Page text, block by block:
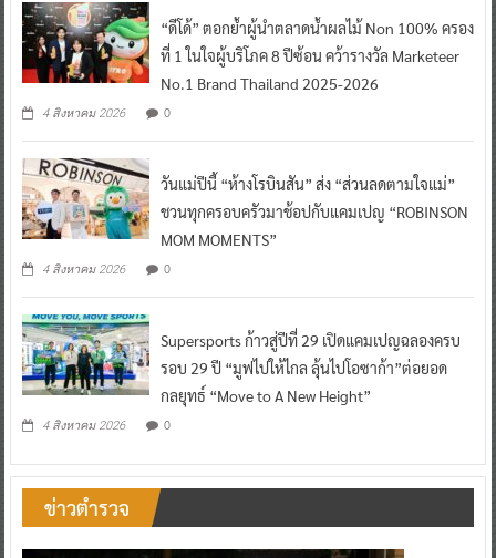
“ดีโด้” ตอกย้ำผู้นำตลาดน้ำผลไม้ Non 100% ครอง
ที่ 1 ในใจผู้บริโภค 8 ปีซ้อน คว้ารางวัล Marketeer
No.1 Brand Thailand 2025-2026
4 สิงหาคม 2026 0
วันแม่ปีนี้ “ห้างโรบินสัน” ส่ง “ส่วนลดตามใจแม่”
ชวนทุกครอบครัวมาช้อปกับแคมเปญ “ROBINSON
MOM MOMENTS”
4 สิงหาคม 2026 0
Supersports ก้าวสู่ปีที่ 29 เปิดแคมเปญฉลองครบ
รอบ 29 ปี “มูฟไปให้ไกล ลุ้นไปโอซาก้า”ต่อยอด
กลยุทธ์ “Move to A New Height”
4 สิงหาคม 2026 0
ข่าวตำรวจ